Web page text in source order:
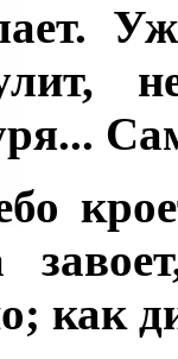
как